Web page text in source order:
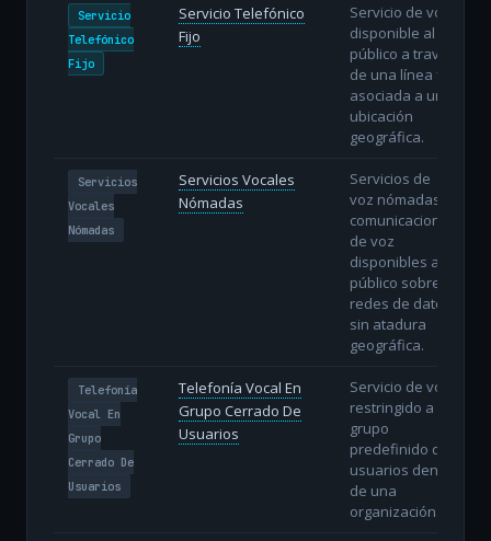
Servicio
Telefónico
Fijo
Servicio Telefónico
Fijo
Servicio de voz
disponible al
público a través
de una línea fija
asociada a una
ubicación
geográfica.
Servicios
Vocales
Nómadas
Servicios Vocales
Nómadas
Servicios de
voz nómadas:
comunicaciones
de voz
disponibles al
público sobre
redes de datos
sin atadura
geográfica.
Telefonía
Vocal En
Grupo
Cerrado De
Usuarios
Telefonía Vocal En
Grupo Cerrado De
Usuarios
Servicio de voz
restringido a un
grupo
predefinido de
usuarios dentro
de una
organización.